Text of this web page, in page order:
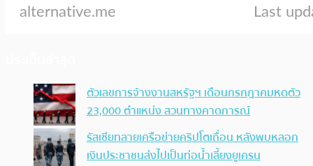
ตัวเลขการจ้างงานสหรัฐฯ เดือนกรกฎาคมหดตัว
23,000 ตำแหน่ง สวนทางคาดการณ์
รัสเซียทลายเครือข่ายคริปโตเถื่อน หลังพบหลอก
เงินประชาชนส่งไปเป็นท่อน้ำเลี้ยงยูเครน